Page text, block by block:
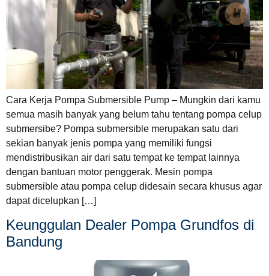
Cara Kerja Pompa Submersible Pump – Mungkin dari kamu
semua masih banyak yang belum tahu tentang pompa celup
submersibe? Pompa submersible merupakan satu dari
sekian banyak jenis pompa yang memiliki fungsi
mendistribusikan air dari satu tempat ke tempat lainnya
dengan bantuan motor penggerak. Mesin pompa
submersible atau pompa celup didesain secara khusus agar
dapat dicelupkan […]
Keunggulan Dealer Pompa Grundfos di
Bandung